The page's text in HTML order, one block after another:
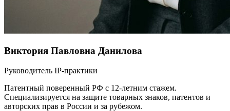
Виктория Павловна Данилова
Руководитель IP-практики
Патентный поверенный РФ с 12-летним стажем.
Специализируется на защите товарных знаков, патентов и
авторских прав в России и за рубежом.